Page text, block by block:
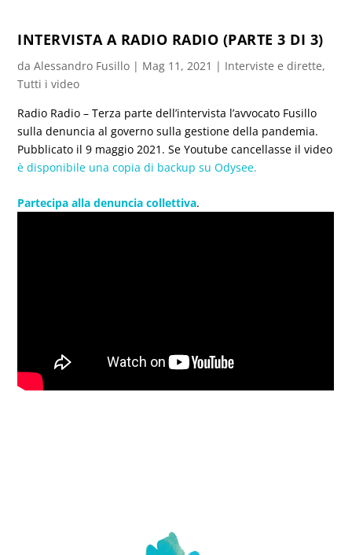
INTERVISTA A RADIO RADIO (PARTE 3 DI 3)
daAlessandro Fusillo | Mag 11, 2021 | Interviste e dirette,
Tutti i video
Radio Radio – Terza parte dell’intervista l’avvocato Fusillo
sulla denuncia al governo sulla gestione della pandemia.
Pubblicato il 9 maggio 2021. Se Youtube cancellasse il video
è disponibile una copia di backup su Odysee.
Partecipa alladenuncia collettiva.